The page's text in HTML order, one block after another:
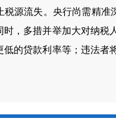
源流失。央行尚需精准
，多措并举加大对纳税
的贷款利率等；违法者